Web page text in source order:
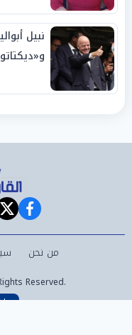
نبيل
من نحن
Reserved.
by